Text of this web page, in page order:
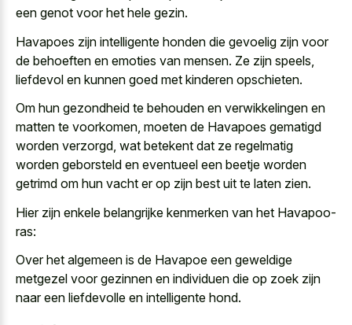
een genot voor het hele gezin.
Havapoes zijn intelligente honden die gevoelig zijn voor
de behoeften en emoties van mensen. Ze zijn speels,
liefdevol en kunnen goed met kinderen opschieten.
Om hun gezondheid te behouden en verwikkelingen en
matten te voorkomen, moeten de Havapoes gematigd
worden verzorgd, wat betekent dat ze regelmatig
worden geborsteld en eventueel een beetje worden
getrimd om hun vacht er op zijn best uit te laten zien.
Hier zijn enkele belangrijke kenmerken van het Havapoo-
ras:
Over het algemeen is de Havapoe een geweldige
metgezel voor gezinnen en individuen die op zoek zijn
naar een liefdevolle en intelligente hond.